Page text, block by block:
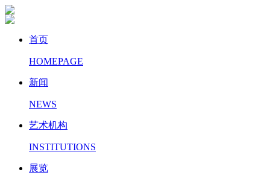
首页
HOMEPAGE
新闻
NEWS
艺术机构
INSTITUTIONS
展览